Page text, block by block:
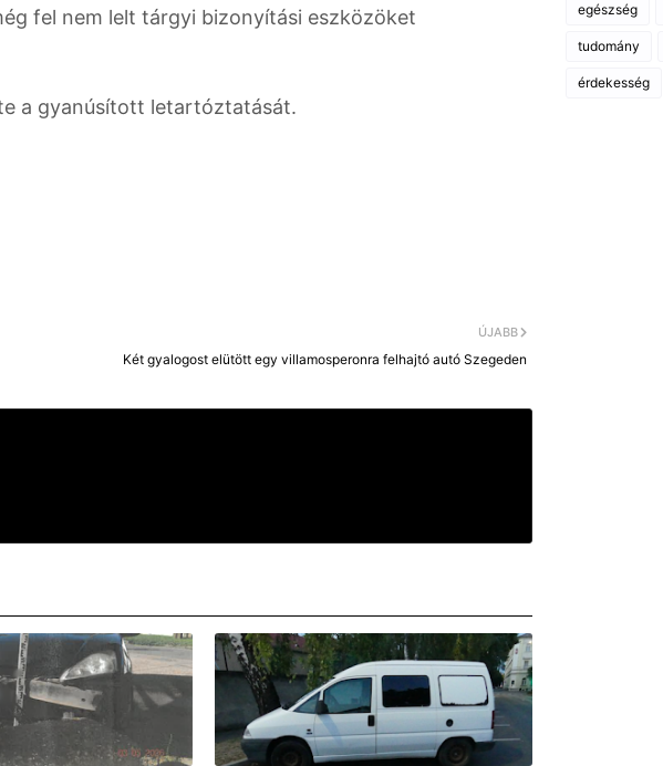
fel nem lelt tárgyi bizonyítási eszközöket
a gyanúsított letartóztatását.
ÚJABB
Két gyalogost elütött egy villamosperonra felhajtó autó Szegeden
egészség
tudomány
érdekesség